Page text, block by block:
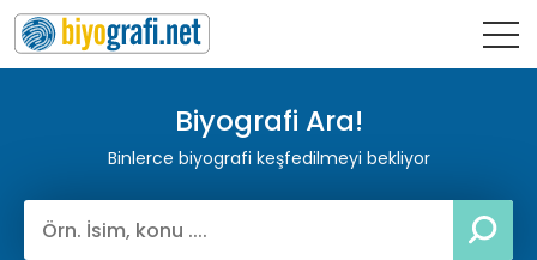
Biyografi Ara!
Binlerce biyografi keşfedilmeyi bekliyor